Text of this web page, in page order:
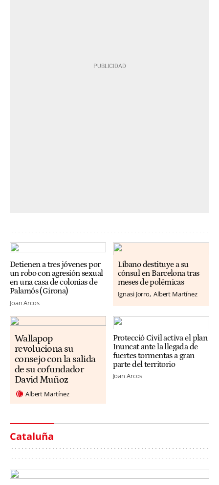
Detienen a tres jóvenes por
un robo con agresión sexual
en una casa de colonias de
Palamós (Girona)
Joan Arcos
Líbano destituye a su
cónsul en Barcelona tras
meses de polémicas
Ignasi Jorro Albert Martínez
Wallapop
revoluciona su
consejo con la salida
de su cofundador
David Muñoz
Albert Martínez
Protecció Civil activa el plan
Inuncat ante la llegada de
fuertes tormentas a gran
parte del territorio
Joan Arcos
Cataluña